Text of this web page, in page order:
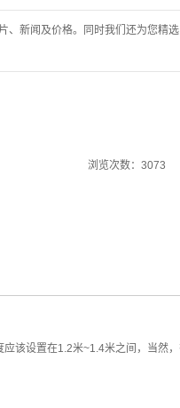
、新闻及价格。同时我们还为您精选
浏览次数：3073
该设置在1.2米~1.4米之间，当然